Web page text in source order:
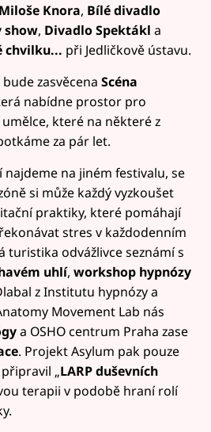
Knora, Bílé divadlo
show, Divadlo Spektákl a
chvilku... při Jedličkově ústavu.
zasvěcena Scéna
nabídne prostor pro
které na některé z
za pár let.
na jiném festivalu, se
si může každý vyzkoušet
praktiky, které pomáhají
stres v každodenním
turistika odvážlivce seznámí s
uhlí, workshop hypnózy
z Institutu hypnózy a
Movement Lab nás
a OSHO centrum Praha zase
. Projekt Asylum pak pouze
„LARP duševních
terapii v podobě hraní rolí